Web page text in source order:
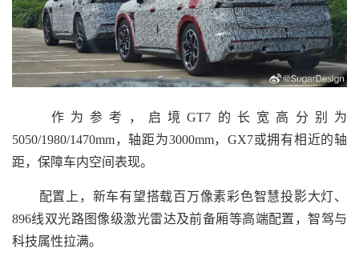
作为参考，启境GT7的长宽高分别为
5050/1980/1470mm，轴距为3000mm，GX7或拥有相近的轴
距，保障车内空间表现。
配置上，新车有望搭载百万像素彩色智慧投影大灯、
896线双光路图像级激光雷达及前备厢等高端配置，智驾与
科技属性拉满。